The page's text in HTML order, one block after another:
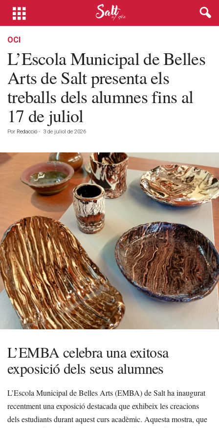
OCI
L’Escola Municipal de Belles
Arts de Salt presenta els
treballs dels alumnes fins al
17 de juliol
Por Redacció - 3 de juliol de 2026
L’EMBA celebra una exitosa
exposició dels seus alumnes
L’Escola Municipal de Belles Arts (EMBA) de Salt ha inaugurat
recentment una exposició destacada que exhibeix les creacions
dels estudiants durant aquest curs acadèmic. Aquesta mostra, que